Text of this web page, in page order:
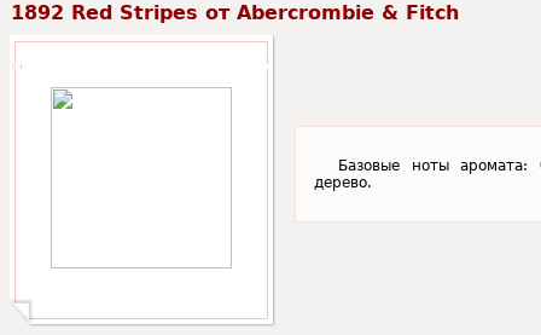
1892 Red Stripes от Abercrombie & Fitch
Базовые ноты аромата:
дерево.